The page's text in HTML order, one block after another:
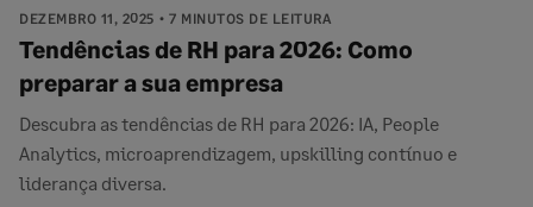
DEZEMBRO 11, 2025 7 MINUTOS DE LEITURA
Tendências de RH para 2026: Como
preparar a sua empresa
Descubra as tendências de RH para 2026: IA, People
Analytics, microaprendizagem, upskilling contínuo e
liderança diversa.